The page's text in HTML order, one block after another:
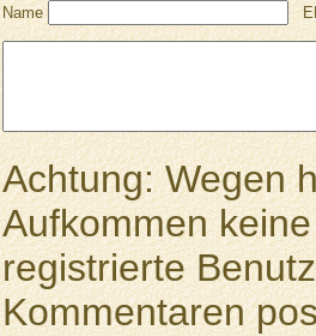
Name
Achtung: Wegen
Aufkommen
registrierte
Kommentaren